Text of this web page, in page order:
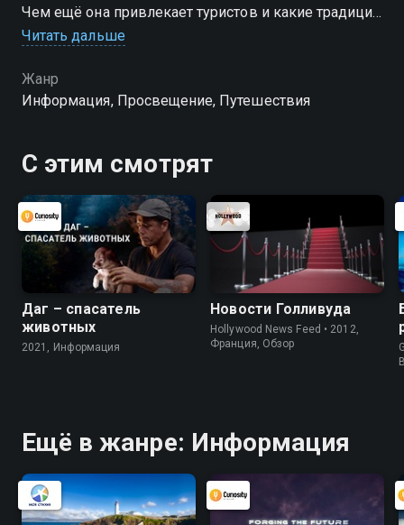
Чем ещё она привлекает туристов и какие традиции
здесь сохраняются?
Читать дальше
Жанр
Информация, Просвещение, Путешествия
С этим смотрят
Даг – спасатель
животных
2021, Информация
Новости Голливуда
Hollywood News Feed • 2012,
Франция, Обзор
Ещё в жанре: Информация